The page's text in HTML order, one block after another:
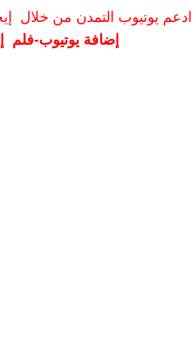
ادعم يوتيوب التمدن من خلال
إضافة يوتيوب-فلم